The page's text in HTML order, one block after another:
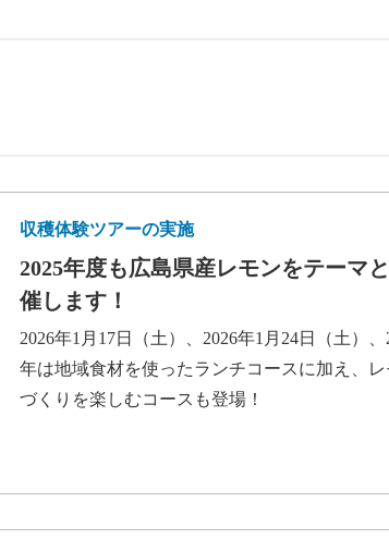
収穫体験ツアーの実施
2025年度も広島県産レモンをテーマ
催します！
2026年1月17日（土）、2026年1月24日（土）
年は地域食材を使ったランチコースに加え、
づくりを楽しむコースも登場！